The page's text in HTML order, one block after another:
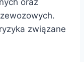
związane